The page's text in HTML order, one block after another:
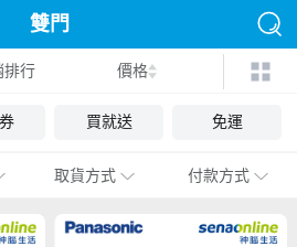
雙門
排行 價格
買就送 免運
取貨方式 付款方式